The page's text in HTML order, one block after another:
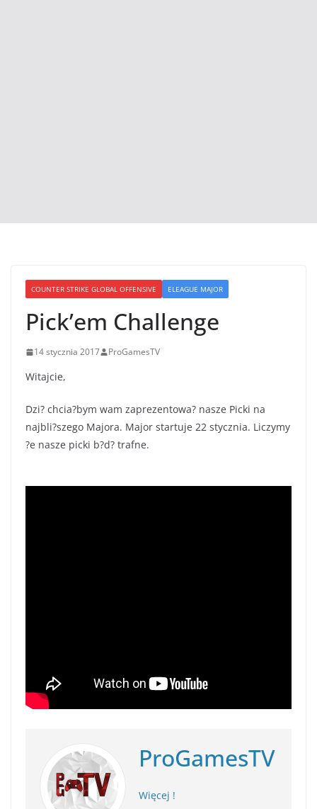
COUNTER STRIKE GLOBAL OFFENSIVE ELEAGUE MAJOR
Pick’em Challenge
14 stycznia 2017 ProGamesTV
Witajcie,
Dzi? chcia?bym wam zaprezentowa? nasze Picki na
najbli?szego Majora. Major startuje 22 stycznia. Liczymy
?e nasze picki b?d? trafne.
ProGamesTV
Więcej !